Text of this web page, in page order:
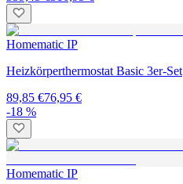
Homematic IP
Heizkörperthermostat Basic 3er-Set
89,85 €76,95 €
-18 %
Homematic IP